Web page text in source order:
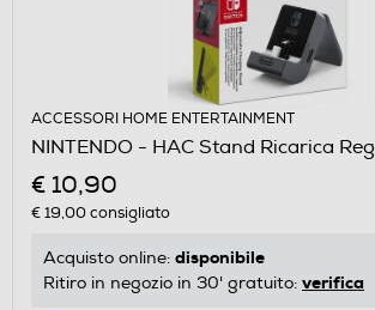
ACCESSORI HOME ENTERTAINMENT
NINTENDO - HAC Stand Ricarica
€ 10,90
€ 19,00consigliato
Acquisto online: disponibile
Ritiro in negozio in 30' gratuito: verifica